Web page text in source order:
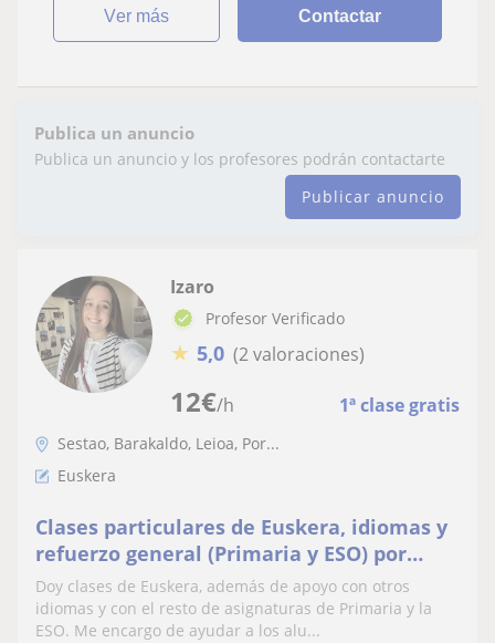
ver más Contactar
Publica un anuncio
Publica un anuncio y los profesores podrán contactarte
Publicar anuncio
12€/h 1ª clase gratis
Izaro
Profesor Verificado
★ 5,0 (2 valoraciones)
Sestao, Barakaldo, Leioa, Por...
Euskera
Clases particulares de Euskera, idiomas y
refuerzo general (Primaria y ESO) por
estudiante de 4º de Educación Infantil
Doy clases de Euskera, además de apoyo con otros
idiomas y con el resto de asignaturas de Primaria y la
ESO. Me encargo de ayudar a los alu...